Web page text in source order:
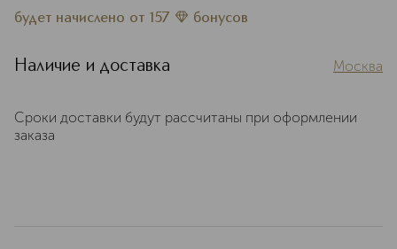
будет начислено от 157 бонусов
Наличие и доставка Москва
Сроки доставки будут рассчитаны при оформлении
заказа